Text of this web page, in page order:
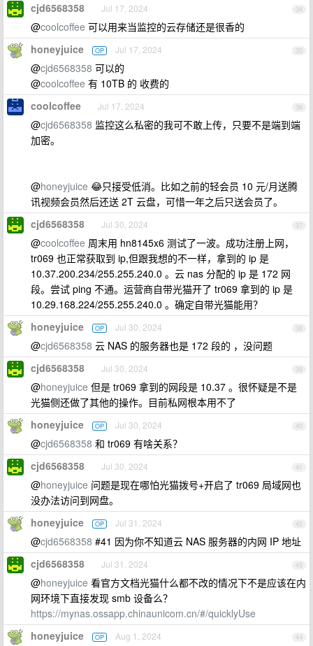
34
cjd6568358 Jul 17, 2024
@coolcoffee 可以用来当监控的云存储还是很香的
35
honeyjuice OP Jul 17, 2024
@cjd6568358 可以的
@coolcoffee 有 10TB 的 收费的
36
coolcoffee Jul 17, 2024
@cjd6568358 监控这么私密的我可不敢上传，只要不是端到端
加密。
@honeyjuice 😂只接受低消。比如之前的轻会员 10 元/月送腾
讯视频会员然后还送 2T 云盘，可惜一年之后只送会员了。
37
cjd6568358 Jul 30, 2024
@coolcoffee 周末用 hn8145x6 测试了一波。成功注册上网，
tr069 也正常获取到 ip,但跟我想的不一样，拿到的 ip 是
10.37.200.234/255.255.240.0 。云 nas 分配的 ip 是 172 网
段。尝试 ping 不通。运营商自带光猫开了 tr069 拿到的 ip 是
10.29.168.224/255.255.240.0 。确定自带光猫能用？
38
honeyjuice OP Jul 30, 2024
@cjd6568358 云 NAS 的服务器也是 172 段的 ，没问题
39
cjd6568358 Jul 30, 2024
@honeyjuice 但是 tr069 拿到的网段是 10.37 。很怀疑是不是
光猫侧还做了其他的操作。目前私网根本用不了
40
honeyjuice OP Jul 30, 2024
@cjd6568358 和 tr069 有啥关系？
41
cjd6568358 Jul 30, 2024
@honeyjuice 问题是现在哪怕光猫拨号+开启了 tr069 局域网也
没办法访问到网盘。
42
honeyjuice OP Jul 31, 2024
@cjd6568358 #41 因为你不知道云 NAS 服务器的内网 IP 地址
43
cjd6568358 Jul 31, 2024
@honeyjuice 看官方文档光猫什么都不改的情况下不是应该在内
网环境下直接发现 smb 设备么？
https://mynas.ossapp.chinaunicom.cn/#/quicklyUse
44
honeyjuice OP Aug 1, 2024